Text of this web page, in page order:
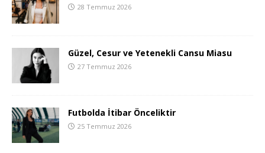
28 Temmuz 2026
Güzel, Cesur ve Yetenekli Cansu Miasu
27 Temmuz 2026
Futbolda İtibar Önceliktir
25 Temmuz 2026